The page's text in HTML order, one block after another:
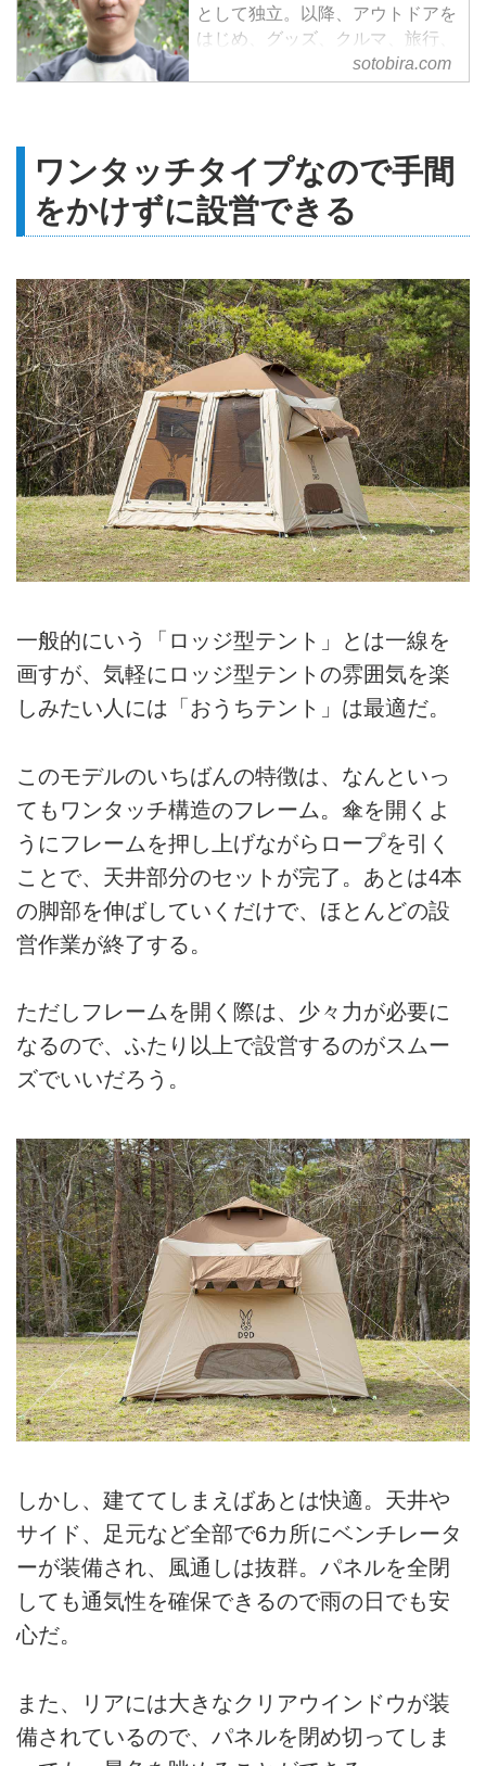
として独立。以降、アウトドアを
はじめ、グッズ、クルマ、旅行、
ペットなど、レジャー関連を中心
に、さまざまなジャンルで執筆活
sotobira.com
ワンタッチタイプなので手間
をかけずに設営できる
一般的にいう「ロッジ型テント」とは一線を
画すが、気軽にロッジ型テントの雰囲気を楽
しみたい人には「おうちテント」は最適だ。
このモデルのいちばんの特徴は、なんといっ
てもワンタッチ構造のフレーム。傘を開くよ
うにフレームを押し上げながらロープを引く
ことで、天井部分のセットが完了。あとは4本
の脚部を伸ばしていくだけで、ほとんどの設
営作業が終了する。
ただしフレームを開く際は、少々力が必要に
なるので、ふたり以上で設営するのがスムー
ズでいいだろう。
しかし、建ててしまえばあとは快適。天井や
サイド、足元など全部で6カ所にベンチレータ
ーが装備され、風通しは抜群。パネルを全閉
しても通気性を確保できるので雨の日でも安
心だ。
また、リアには大きなクリアウインドウが装
備されているので、パネルを閉め切ってしま